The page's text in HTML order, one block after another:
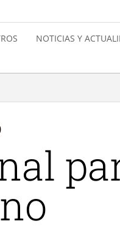
NOTICIAS Y